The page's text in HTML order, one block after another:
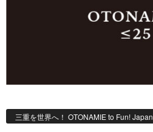
三重を世界へ！ OTONAMIE to Fun! Japan